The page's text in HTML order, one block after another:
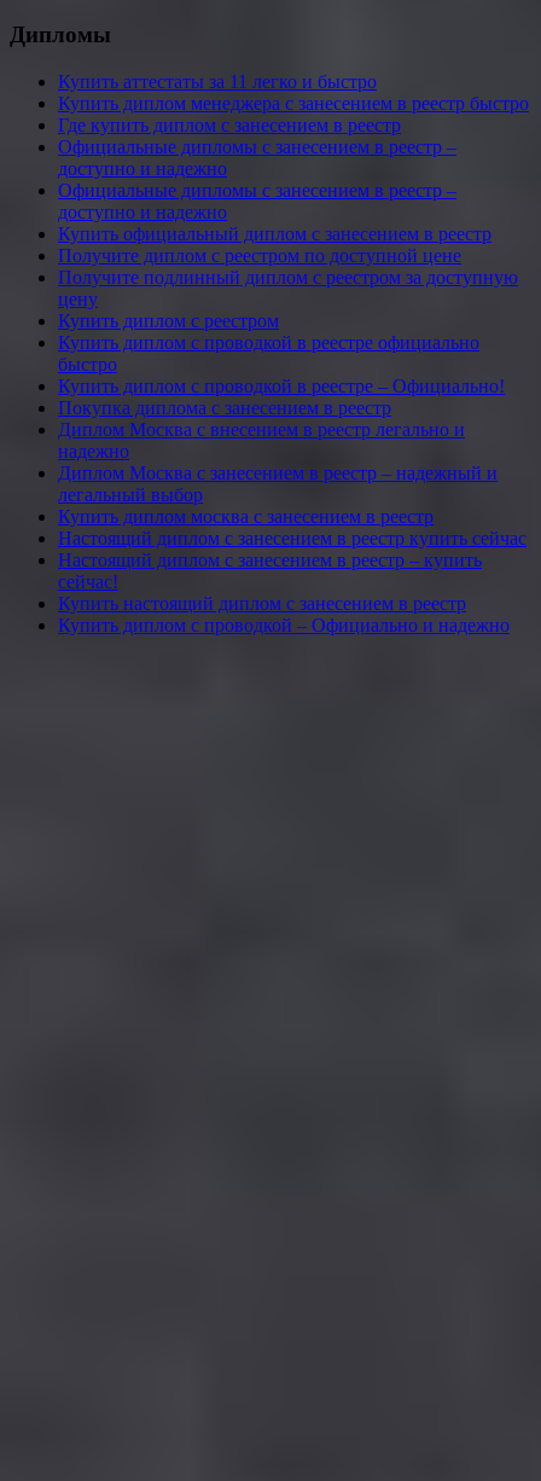
Дипломы
Купить аттестаты за 11 легко и быстро
Купить диплом менеджера с занесением в реестр быстро
Где купить диплом с занесением в реестр
Официальные дипломы с занесением в реестр –
доступно и надежно
Официальные дипломы с занесением в реестр –
доступно и надежно
Купить официальный диплом с занесением в реестр
Получите диплом с реестром по доступной цене
Получите подлинный диплом с реестром за доступную
цену
Купить диплом с реестром
Купить диплом с проводкой в реестре официально
быстро
Купить диплом с проводкой в реестре – Официально!
Покупка диплома с занесением в реестр
Диплом Москва с внесением в реестр легально и
надежно
Диплом Москва с занесением в реестр – надежный и
легальный выбор
Купить диплом москва с занесением в реестр
Настоящий диплом с занесением в реестр купить сейчас
Настоящий диплом с занесением в реестр – купить
сейчас!
Купить настоящий диплом с занесением в реестр
Купить диплом с проводкой – Официально и надежно